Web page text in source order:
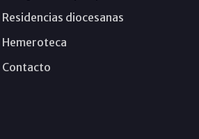
Residencias diocesanas
Hemeroteca
Contacto